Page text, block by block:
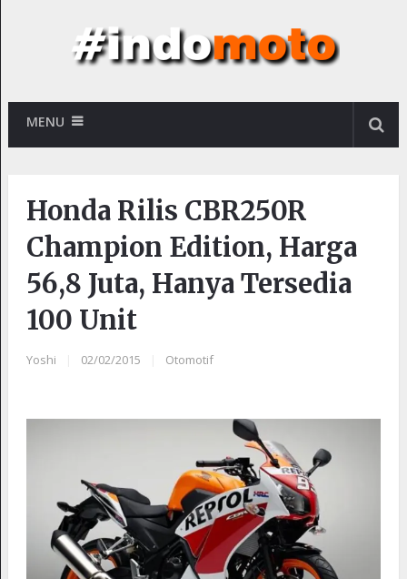
MENU
Honda Rilis CBR250R
Champion Edition, Harga
56,8 Juta, Hanya Tersedia
100 Unit
Yoshi 02/02/2015 Otomotif